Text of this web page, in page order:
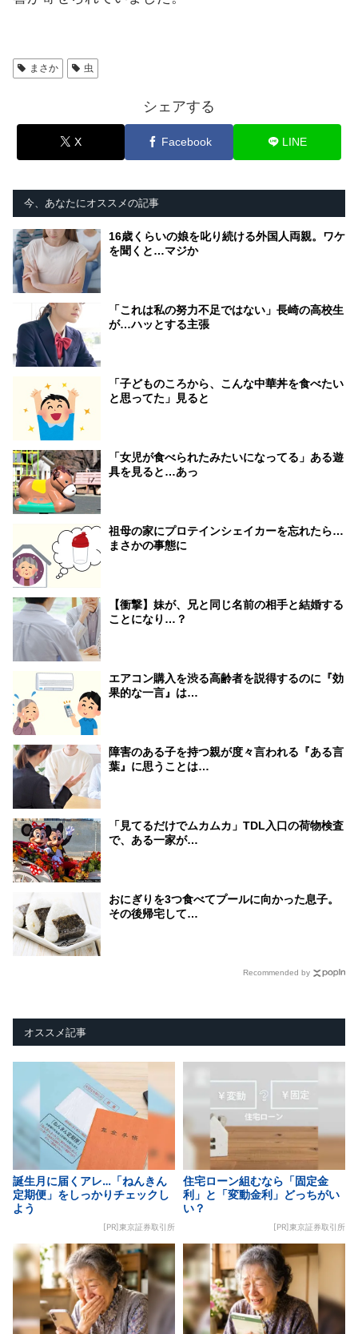
まさか 虫
シェアする
X Facebook LINE
今、あなたにオススメの記事
16歳くらいの娘を叱り続ける外国人両親。ワケ
を聞くと…マジか
「これは私の努力不足ではない」長崎の高校生
が…ハッとする主張
「子どものころから、こんな中華丼を食べたい
と思ってた」見ると
「女児が食べられたみたいになってる」ある遊
具を見ると…あっ
祖母の家にプロテインシェイカーを忘れたら…
まさかの事態に
【衝撃】妹が、兄と同じ名前の相手と結婚する
ことになり…？
エアコン購入を渋る高齢者を説得するのに『効
果的な一言』は…
障害のある子を持つ親が度々言われる『ある言
葉』に思うことは…
「見てるだけでムカムカ」TDL入口の荷物検査
で、ある一家が…
おにぎりを3つ食べてプールに向かった息子。
その後帰宅して…
Recommended by
オススメ記事
誕生月に届くアレ…「ねんきん
定期便」をしっかりチェックし
よう
[PR]東京証券取引所
住宅ローン組むなら「固定金
利」と「変動金利」どっちがい
い？
[PR]東京証券取引所